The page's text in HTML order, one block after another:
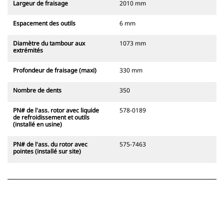
Largeur de fraisage 2010 mm
Espacement des outils 6 mm
Diamètre du tambour aux
extrémités
1073 mm
Profondeur de fraisage (maxi) 330 mm
Nombre de dents 350
PN# de l'ass. rotor avec liquide
de refroidissement et outils
(installé en usine)
578-0189
PN# de l'ass. du rotor avec
pointes (installé sur site)
575-7463